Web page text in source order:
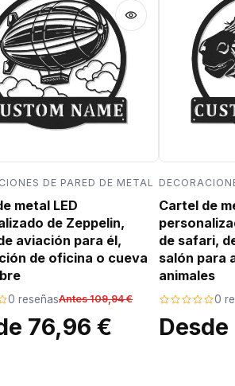
DE PARED DE METAL
metal LED
de Zeppelin,
aviación para él,
de oficina o cueva
0 reseñasAntes 109,94 €
76,96 €
Cartel de
de safari,
salón para
animales
0